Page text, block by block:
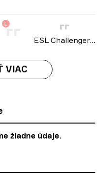
L
ESL Challenger League: North America Cup #4 2026
VIAC
žiadne údaje.